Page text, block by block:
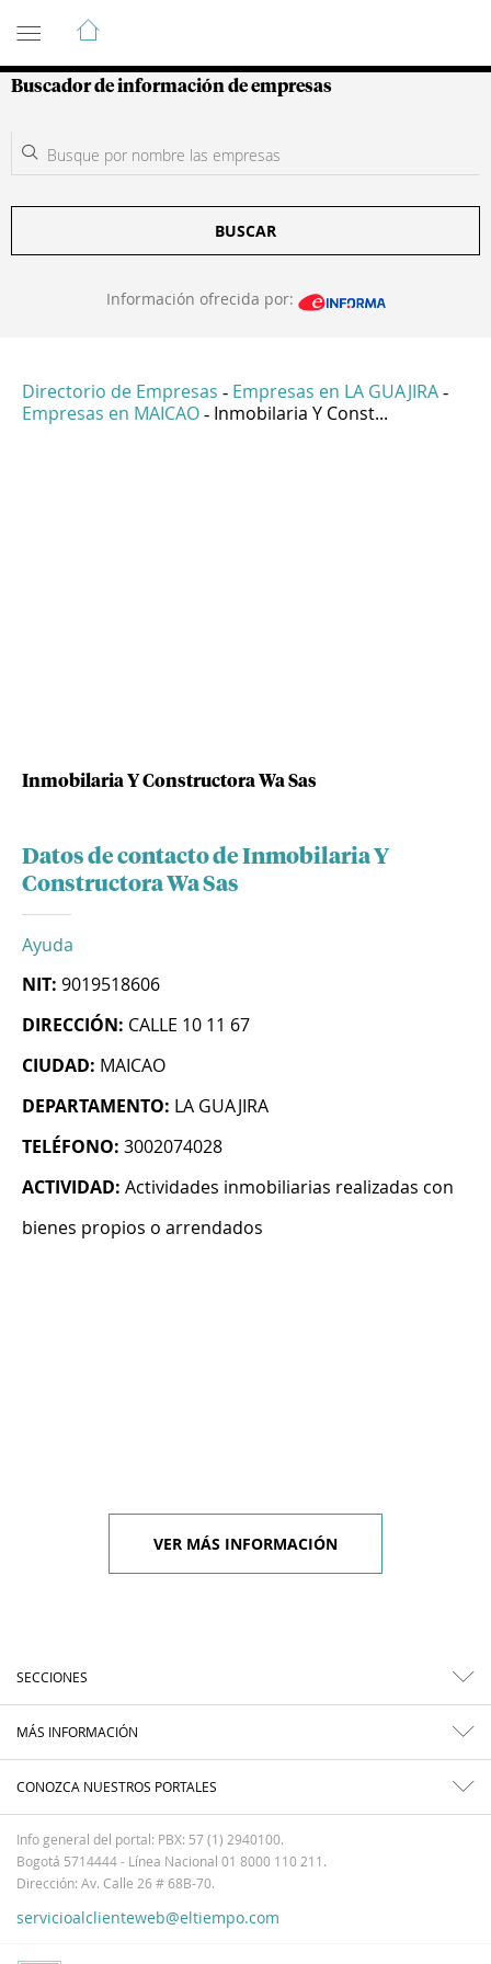
Guía de Empresas Colombianas
Buscador de información de empresas
BUSCAR
Información ofrecida por:
Directorio de Empresas - Empresas en LA GUAJIRA -
Empresas en MAICAO - Inmobilaria Y Const...
Inmobilaria Y Constructora Wa Sas
Datos de contacto de Inmobilaria Y
Constructora Wa Sas
Ayuda
NIT: 9019518606
DIRECCIÓN: CALLE 10 11 67
CIUDAD: MAICAO
DEPARTAMENTO: LA GUAJIRA
TELÉFONO: 3002074028
ACTIVIDAD: Actividades inmobiliarias realizadas con
bienes propios o arrendados
VER MÁS INFORMACIÓN
SECCIONES
MÁS INFORMACIÓN
CONOZCA NUESTROS PORTALES
Info general del portal: PBX: 57 (1) 2940100.
Bogotá 5714444 - Línea Nacional 01 8000 110 211.
Dirección: Av. Calle 26 # 68B-70.
servicioalclienteweb@eltiempo.com